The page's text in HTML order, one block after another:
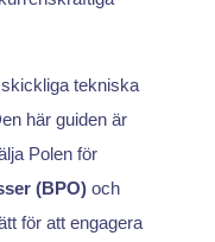
tekniska
här guiden är
Polen för
(BPO)och
för att engagera